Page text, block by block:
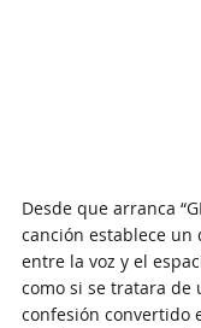
Desde que arranca
canción establece un
entre la voz y el
como si se tratara de
confesión convertido